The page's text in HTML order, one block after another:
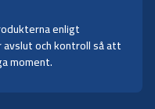
enligt
och kontroll så att
moment.